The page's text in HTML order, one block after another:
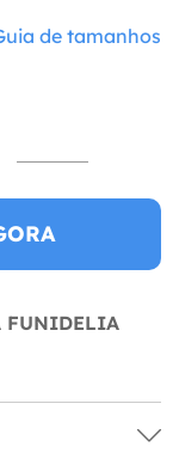
de tamanhos
FUNIDELIA